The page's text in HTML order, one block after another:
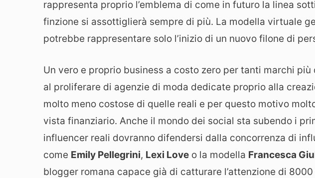
rappresenta proprio l’emblema di come in futuro la linea
finzione si assottiglierà sempre di più. La modella virtuale
potrebbe rappresentare solo l’inizio di un nuovo filone di
Un vero e proprio business a costo zero per tanti marchi più
al proliferare di agenzie di moda dedicate proprio alla
molto meno costose di quelle reali e per questo motivo
vista finanziario. Anche il mondo dei social sta subendo i
influencer reali dovranno difendersi dalla concorrenza di
come Emily Pellegrini, Lexi Love o la modella Francesca
blogger romana capace già di catturare l’attenzione di